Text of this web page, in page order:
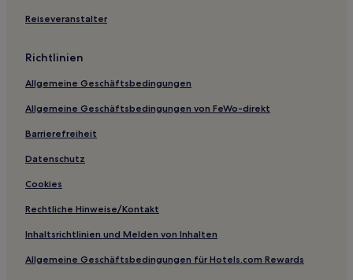
Reiseveranstalter
Richtlinien
Allgemeine Geschäftsbedingungen
Allgemeine Geschäftsbedingungen von FeWo-direkt
Barrierefreiheit
Datenschutz
Cookies
Rechtliche Hinweise/Kontakt
Inhaltsrichtlinien und Melden von Inhalten
Allgemeine Geschäftsbedingungen für Hotels.com Rewards